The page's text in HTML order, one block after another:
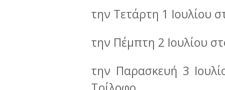
την Τετάρτη 1 Ιουλίου
την Πέμπτη 2 Ιουλίου
την Παρασκευή 3